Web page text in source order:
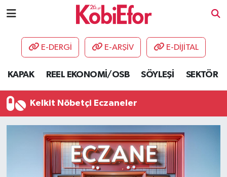
E-DERGİ E-ARŞİV E-DİJİTAL
KAPAK REEL EKONOMİ/OSB SÖYLEŞİ SEKTÖR
Kelkit Nöbetçi Eczaneler
AKADEMİ
DESTEK-TEŞVİK
ETKİNLİK
GÜNCEL
HABERLER